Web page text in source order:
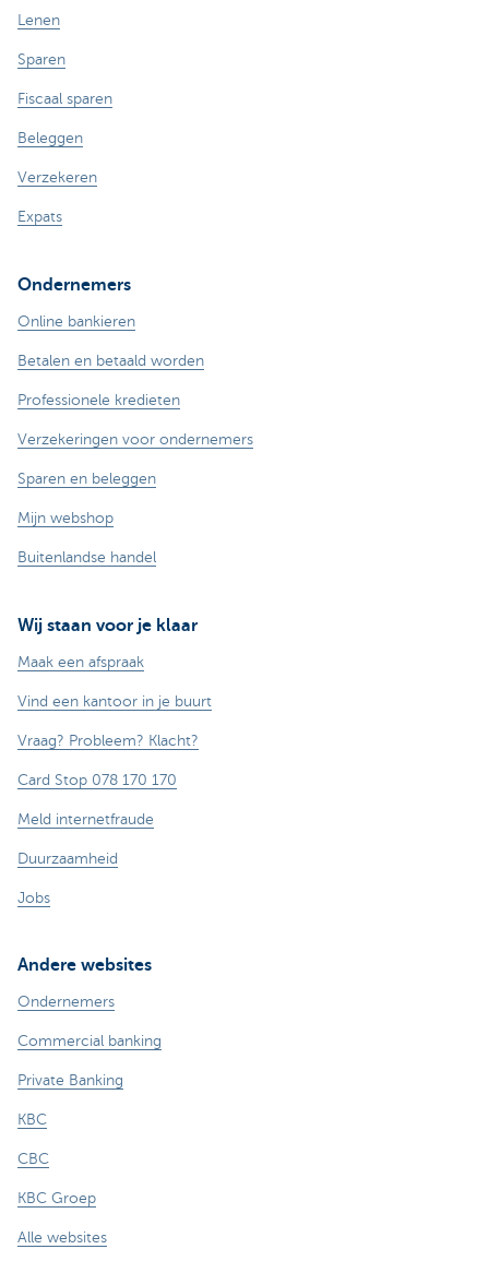
Lenen
Sparen
Fiscaal sparen
Beleggen
Verzekeren
Expats
Ondernemers
Online bankieren
Betalen en betaald worden
Professionele kredieten
Verzekeringen voor ondernemers
Sparen en beleggen
Mijn webshop
Buitenlandse handel
Wij staan voor je klaar
Maak een afspraak
Vind een kantoor in je buurt
Vraag? Probleem? Klacht?
Card Stop 078 170 170
Meld internetfraude
Duurzaamheid
Jobs
Andere websites
Ondernemers
Commercial banking
Private Banking
KBC
CBC
KBC Groep
Alle websites